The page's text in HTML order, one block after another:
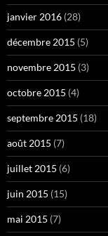
janvier 2016 (28)
décembre 2015 (5)
novembre 2015 (3)
octobre 2015 (4)
septembre 2015 (18)
août 2015 (7)
juillet 2015 (6)
juin 2015 (15)
mai 2015 (7)